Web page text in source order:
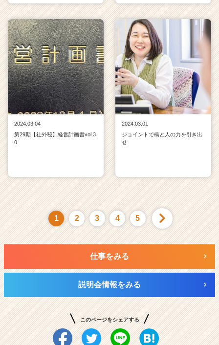
2024.03.04
第29期【社外秘】経営計画書vol.3
0
2024.03.01
ジョイントで橋と人の力を引き出
せ
1 2 3 4 5
仕事をみる
説明会情報をみる
このページをシェアする